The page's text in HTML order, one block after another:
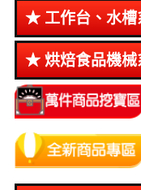
工作台、水
烘焙食品機